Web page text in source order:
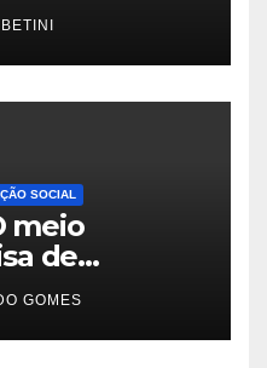
aceitou
fosse
SOCIAL
meio
de
vai
GOMES